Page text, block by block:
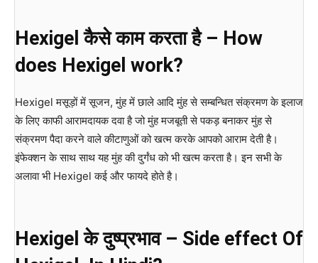
Hexigel कैसे काम करता है – How
does Hexigel work?
Hexigel मसूड़ों में सूजन, मुंह में छाले आदि मुंह से सम्बन्धित संक्रमण के इलाज
के लिए काफी आरामदायक दवा है जो मुंह मजबूती से पकड़ बनाकर मुंह से
संक्रमण पैदा करने वाले कीटाणुओं को खत्म करके आपको आराम देती है।
इंफेक्शन के साथ साथ यह मुंह की दुर्गंध को भी खत्म करता है। इन सभी के
अलावा भी Hexigel कई और फायदे होते है।
Hexigel के दुष्प्रभाव – Side effect Of